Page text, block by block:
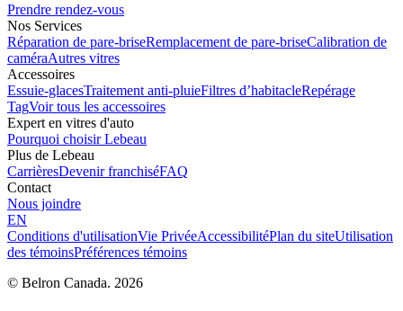
Prendre rendez-vous
Nos Services
Réparation de pare-briseRemplacement de pare-briseCalibration de
caméraAutres vitres
Accessoires
Essuie-glacesTraitement anti-pluieFiltres d’habitacleRepérage
TagVoir tous les accessoires
Expert en vitres d'auto
Pourquoi choisir Lebeau
Plus de Lebeau
CarrièresDevenir franchiséFAQ
Contact
Nous joindre
EN
Conditions d'utilisationVie PrivéeAccessibilitéPlan du siteUtilisation
des témoinsPréférences témoins
© Belron Canada. 2026